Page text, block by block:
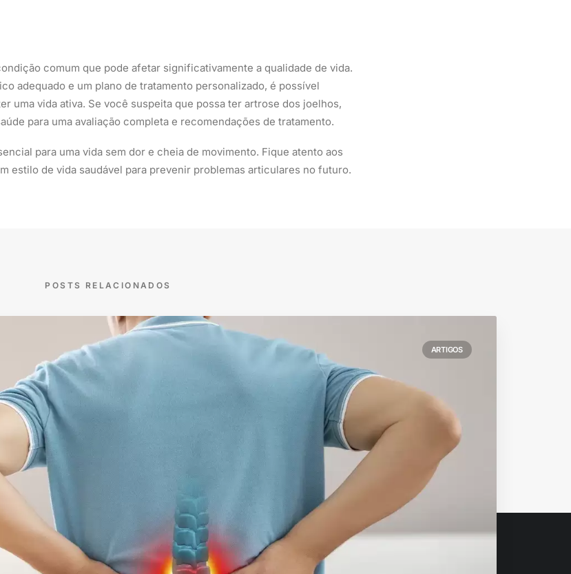
comum que pode afetar significativamente a qualidade de vida.
adequado e um plano de tratamento personalizado, é possível
uma vida ativa. Se você suspeita que possa ter artrose dos joelhos,
para uma avaliação completa e recomendações de tratamento.
para uma vida sem dor e cheia de movimento. Fique atento aos
estilo de vida saudável para prevenir problemas articulares no futuro.
POSTS RELACIONADOS
ARTIGOS